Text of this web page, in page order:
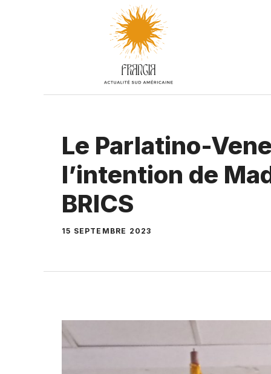
Le Parlatino-
l’intention de
BRICS
15 SEPTEMBRE 2023